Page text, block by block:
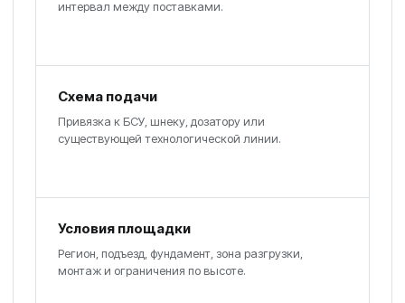
интервал между поставками.
Схема подачи
Привязка к БСУ, шнеку, дозатору или
существующей технологической линии.
Условия площадки
Регион, подъезд, фундамент, зона разгрузки,
монтаж и ограничения по высоте.